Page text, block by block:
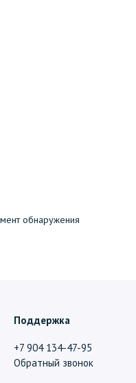
обнаружения
Поддержка
+7 904 134-47-95
Обратный звонок